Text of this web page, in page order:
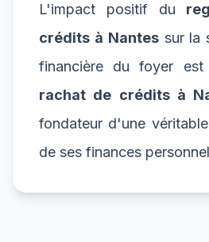
L'impact positif du
crédits à Nantessur la
financière du foyer est
rachat de crédits à
fondateur d'une
de ses finances